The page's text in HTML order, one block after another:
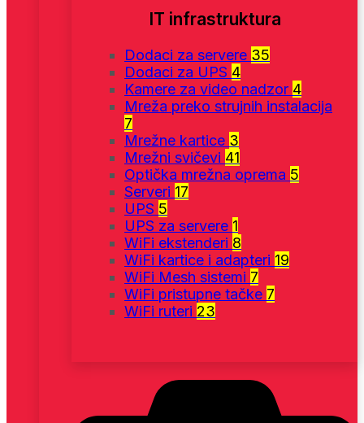
IT infrastruktura
Dodaci za servere 35
Dodaci za UPS 4
Kamere za video nadzor 4
Mreža preko strujnih instalacija
7
Mrežne kartice 3
Mrežni svičevi 41
Optička mrežna oprema 5
Serveri 17
UPS 5
UPS za servere 1
WiFi ekstenderi 8
WiFi kartice i adapteri 19
WiFi Mesh sistemi 7
WiFi pristupne tačke 7
WiFi ruteri 23